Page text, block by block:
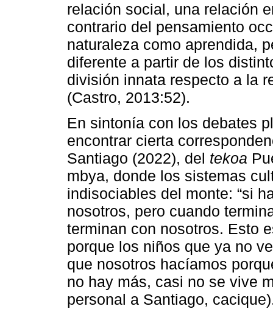
relación social, una relación
contrario del pensamiento
naturaleza como aprendida,
diferente a partir de los
división innata respecto a la
(Castro, 2013:52).
En sintonía con los debates
encontrar cierta
Santiago (2022), del tekoa
mbya, donde los sistemas
indisociables del monte: “si
nosotros, pero cuando
terminan con nosotros. Esto
porque los niños que ya no
que nosotros hacíamos
no hay más, casi no se vive
personal a Santiago,